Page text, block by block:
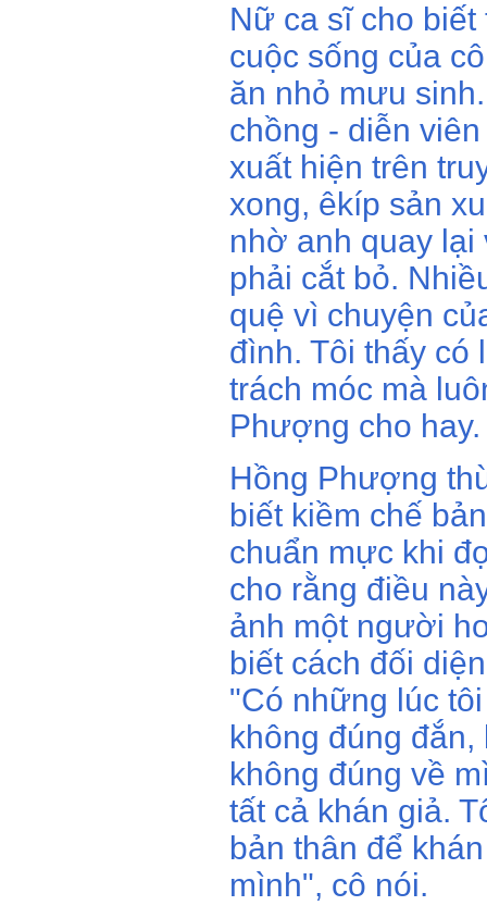
Nữ ca sĩ cho biết
cuộc sống của
ăn nhỏ mưu
chồng - diễn
xuất hiện trên
xong, êkíp sản
nhờ anh quay lại
phải cắt bỏ.
quệ vì chuyện
đình. Tôi thấy có
trách móc mà
Phượng cho hay.
Hồng Phượng
biết kiềm chế
chuẩn mực khi
cho rằng điều
ảnh một người
biết cách đối
"Có những lúc
không đúng
không đúng về
tất cả khán giả.
bản thân để
mình", cô nói.